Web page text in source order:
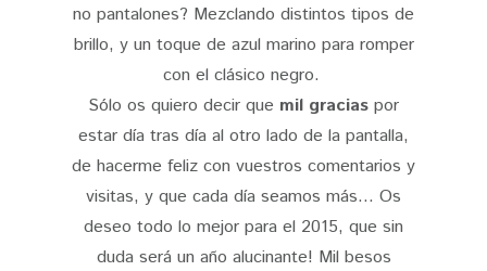
no pantalones? Mezclando distintos tipos de
brillo, y un toque de azul marino para romper
con el clásico negro.
Sólo os quiero decir que mil gracias por
estar día tras día al otro lado de la pantalla,
de hacerme feliz con vuestros comentarios y
visitas, y que cada día seamos más... Os
deseo todo lo mejor para el 2015, que sin
duda será un año alucinante! Mil besos